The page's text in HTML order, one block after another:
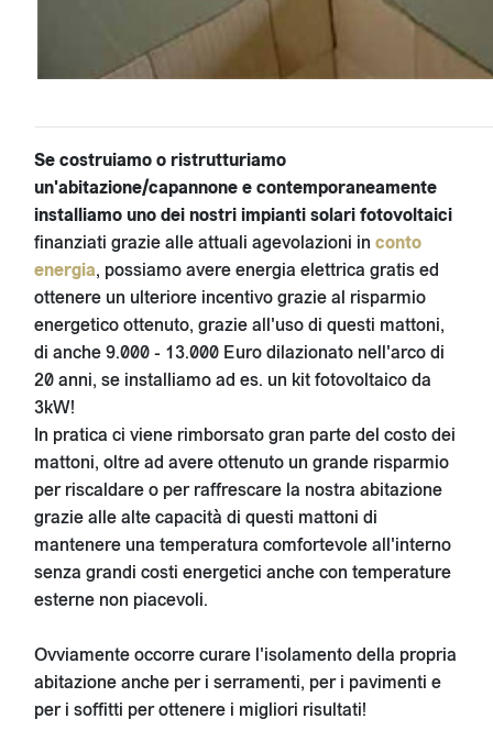
Se costruiamo o ristrutturiamo
un'abitazione/capannone e contemporaneamente
installiamo uno dei nostri impianti solari fotovoltaici
finanziati grazie alle attuali agevolazioni in conto
energia, possiamo avere energia elettrica gratis ed
ottenere un ulteriore incentivo grazie al risparmio
energetico ottenuto, grazie all'uso di questi mattoni,
di anche 9.000 - 13.000 Euro dilazionato nell'arco di
20 anni, se installiamo ad es. un kit fotovoltaico da
3kW!
In pratica ci viene rimborsato gran parte del costo dei
mattoni, oltre ad avere ottenuto un grande risparmio
per riscaldare o per raffrescare la nostra abitazione
grazie alle alte capacità di questi mattoni di
mantenere una temperatura comfortevole all'interno
senza grandi costi energetici anche con temperature
esterne non piacevoli.
Ovviamente occorre curare l'isolamento della propria
abitazione anche per i serramenti, per i pavimenti e
per i soffitti per ottenere i migliori risultati!